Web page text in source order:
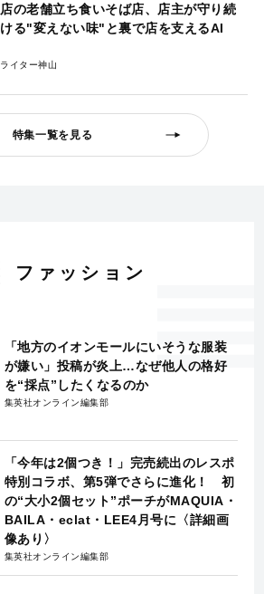
店の老舗立ち食いそば店、店主が守り続
ける"変えない味"と裏で店を支えるAI
ライター神山
特集一覧を見る
ファッション
「地方のイオンモールにいそうな服装
が嫌い」投稿が炎上…なぜ他人の格好
を“採点”したくなるのか
集英社オンライン編集部
「今年は2個つき！」完売続出のレスポ
特別コラボ、第5弾でさらに進化！ 初
の“大小2個セット”ポーチがMAQUIA・
BAILA・eclat・LEE4月号に〈詳細画
像あり〉
集英社オンライン編集部